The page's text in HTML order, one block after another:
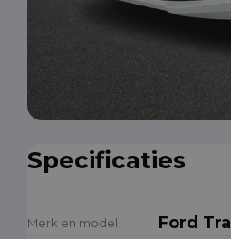
Specificaties
Merk en model Ford